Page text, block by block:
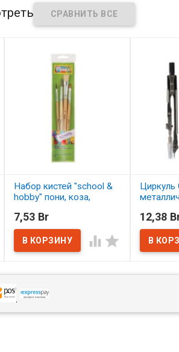
Набор кистей "school &
hobby" пони, коза,
В наличии
7,53 Br
 
Циркуль
В
12,38